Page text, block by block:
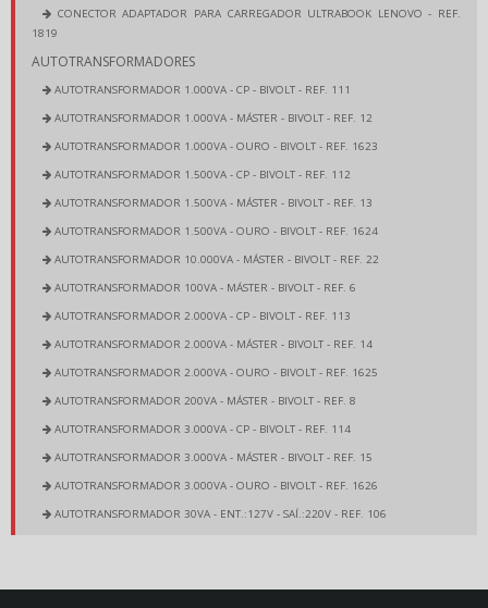
CONECTOR ADAPTADOR PARA CARREGADOR ULTRABOOK LENOVO - REF.
1819
AUTOTRANSFORMADORES
AUTOTRANSFORMADOR 1.000VA - CP - BIVOLT - REF. 111
AUTOTRANSFORMADOR 1.000VA - MÁSTER - BIVOLT - REF. 12
AUTOTRANSFORMADOR 1.000VA - OURO - BIVOLT - REF. 1623
AUTOTRANSFORMADOR 1.500VA - CP - BIVOLT - REF. 112
AUTOTRANSFORMADOR 1.500VA - MÁSTER - BIVOLT - REF. 13
AUTOTRANSFORMADOR 1.500VA - OURO - BIVOLT - REF. 1624
AUTOTRANSFORMADOR 10.000VA - MÁSTER - BIVOLT - REF. 22
AUTOTRANSFORMADOR 100VA - MÁSTER - BIVOLT - REF. 6
AUTOTRANSFORMADOR 2.000VA - CP - BIVOLT - REF. 113
AUTOTRANSFORMADOR 2.000VA - MÁSTER - BIVOLT - REF. 14
AUTOTRANSFORMADOR 2.000VA - OURO - BIVOLT - REF. 1625
AUTOTRANSFORMADOR 200VA - MÁSTER - BIVOLT - REF. 8
AUTOTRANSFORMADOR 3.000VA - CP - BIVOLT - REF. 114
AUTOTRANSFORMADOR 3.000VA - MÁSTER - BIVOLT - REF. 15
AUTOTRANSFORMADOR 3.000VA - OURO - BIVOLT - REF. 1626
AUTOTRANSFORMADOR 30VA - ENT.:127V - SAÍ.:220V - REF. 106